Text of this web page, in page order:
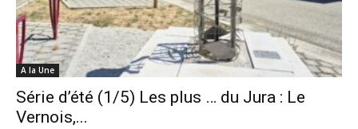
A la Une
Série d’été (1/5) Les plus … du Jura : Le
Vernois,...